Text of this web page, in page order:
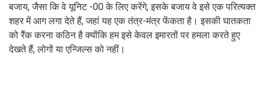
बजाय, जैसा कि वे यूनिट -00 के लिए करेंगे, इसके बजाय वे इसे एक परित्यक्त
शहर में आग लगा देते हैं, जहां यह एक तंत्र-मंत्र फेंकता है। इसकी घातकता
को रैंक करना कठिन है क्योंकि हम इसे केवल इमारतों पर हमला करते हुए
देखते हैं, लोगों या एन्जिल्स को नहीं।